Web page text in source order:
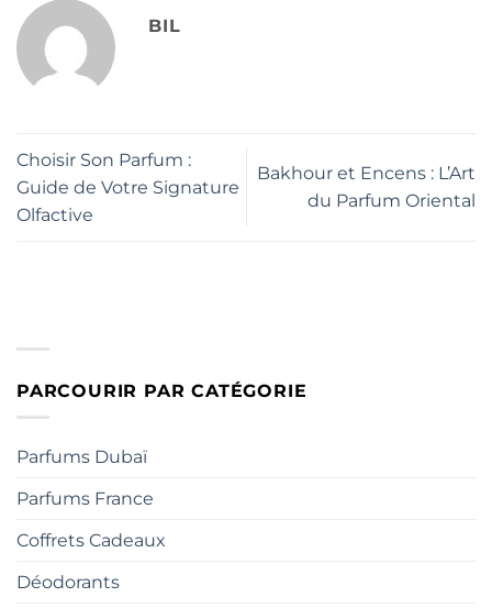
BIL
Choisir Son Parfum :
Guide de Votre Signature
Olfactive
Bakhour et Encens : L’Art
du Parfum Oriental
PARCOURIR PAR CATÉGORIE
Parfums Dubaï
Parfums France
Coffrets Cadeaux
Déodorants